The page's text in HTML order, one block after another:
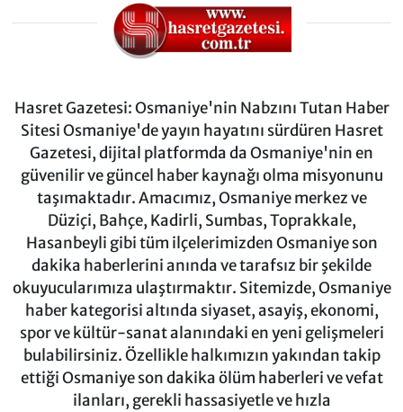
Hasret Gazetesi: Osmaniye'nin Nabzını Tutan Haber
Sitesi Osmaniye'de yayın hayatını sürdüren Hasret
Gazetesi, dijital platformda da Osmaniye'nin en
güvenilir ve güncel haber kaynağı olma misyonunu
taşımaktadır. Amacımız, Osmaniye merkez ve
Düziçi, Bahçe, Kadirli, Sumbas, Toprakkale,
Hasanbeyli gibi tüm ilçelerimizden Osmaniye son
dakika haberlerini anında ve tarafsız bir şekilde
okuyucularımıza ulaştırmaktır. Sitemizde, Osmaniye
haber kategorisi altında siyaset, asayiş, ekonomi,
spor ve kültür-sanat alanındaki en yeni gelişmeleri
bulabilirsiniz. Özellikle halkımızın yakından takip
ettiği Osmaniye son dakika ölüm haberleri ve vefat
ilanları, gerekli hassasiyetle ve hızla